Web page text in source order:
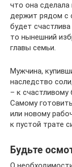
что она
держит рядом с
будет
то нынешний
главы семьи.
Мужчина,
наследство
– к счастливому
Самому
или новому
к пустой трате
Будьте